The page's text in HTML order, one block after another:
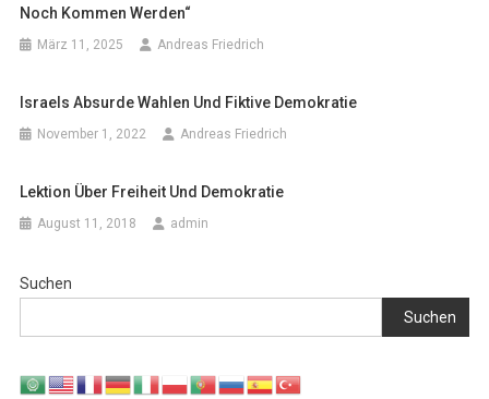
Noch Kommen Werden“
März 11, 2025 Andreas Friedrich
Israels Absurde Wahlen Und Fiktive Demokratie
November 1, 2022 Andreas Friedrich
Lektion Über Freiheit Und Demokratie
August 11, 2018 admin
Suchen
Suchen